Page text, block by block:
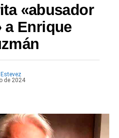
«abusador
a Enrique
de 2024